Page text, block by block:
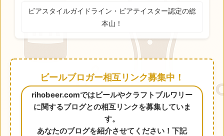
ビアスタイルガイドライン・ビアテイスター認定の総
本山！
ビールブロガー相互リンク募集中！
rihobeer.comではビールやクラフトブルワリー
に関するブログとの相互リンクを募集していま
す。
あなたのブログを紹介させてください！下記